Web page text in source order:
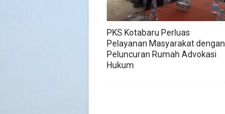
PKS Kotabaru Perluas
Pelayanan Masyarakat dengan
Peluncuran Rumah Advokasi
Hukum